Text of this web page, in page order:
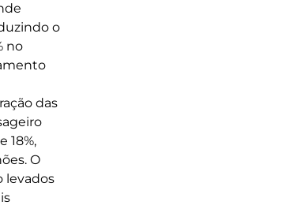
o
no
das
18%,
O
levados